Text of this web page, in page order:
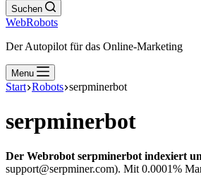
Suchen
WebRobots
Der Autopilot für das Online-Marketing
Menu
Start Robots serpminerbot
serpminerbot
Der Webrobot serpminerbot indexiert
support@serpminer.com). Mit 0.0001%